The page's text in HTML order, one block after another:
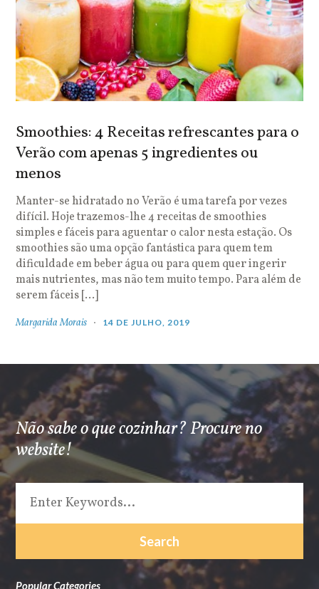
Smoothies: 4 Receitas refrescantes para o
Verão com apenas 5 ingredientes ou
menos
Manter-se hidratado no Verão é uma tarefa por vezes
difícil. Hoje trazemos-lhe 4 receitas de smoothies
simples e fáceis para aguentar o calor nesta estação. Os
smoothies são uma opção fantástica para quem tem
dificuldade em beber água ou para quem quer ingerir
mais nutrientes, mas não tem muito tempo. Para além de
serem fáceis […]
Margarida Morais 14 DE JULHO, 2019
Não sabe o que cozinhar? Procure no
website!
Popular Categories